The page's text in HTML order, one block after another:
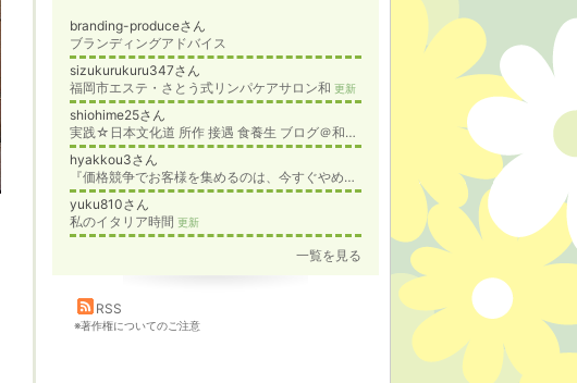
branding-produceさん
ブランディングアドバイス
sizukurukuru347さん
福岡市エステ・さとう式リンパケアサロン和 更新
shiohime25さん
実践☆日本文化道 所作 接遇 食養生 ブログ＠和文化おもてなし研究所
hyakkou3さん
『価格競争でお客様を集めるのは、今すぐやめて下さい。』１度切りのお客様を常連様に育てる方法
yuku810さん
私のイタリア時間 更新
一覧を見る
RSS
※著作権についてのご注意